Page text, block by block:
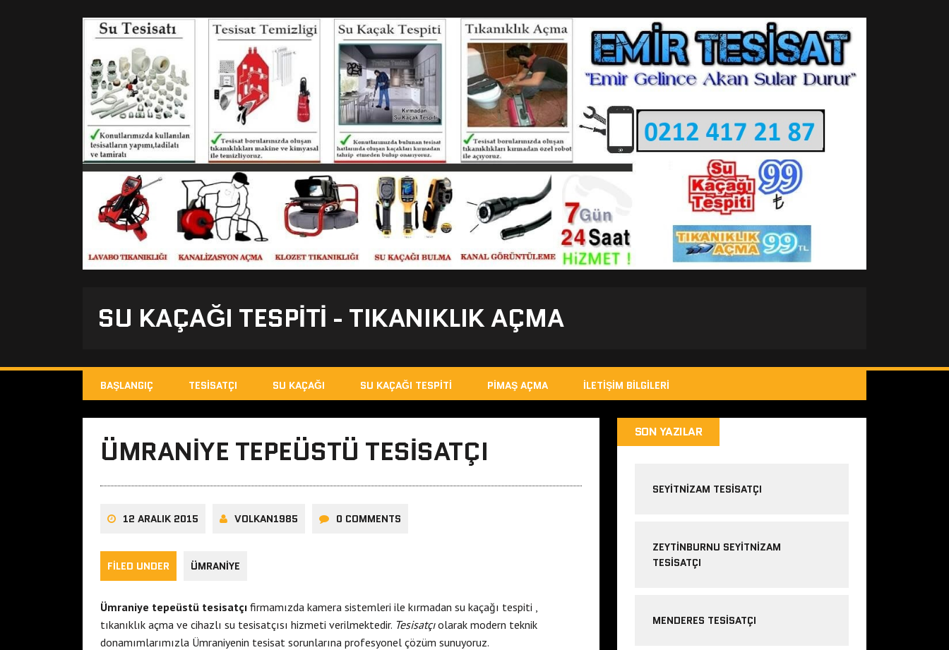
SU KAÇAĞI TESPITI - TIKANIKLIK AÇMA
BAŞLANGIÇ TESISATÇI SU KAÇAĞI SU KAÇAĞI TESPITI PIMAŞ AÇMA İLETIŞIM BILGILERI
ÜMRANIYE TEPEÜSTÜ TESISATÇI
12 ARALIK 2015 VOLKAN1985 0 COMMENTS
FILED UNDER ÜMRANIYE
Ümraniye tepeüstü tesisatçı firmamızda kamera sistemleri ile kırmadan su kaçağı tespiti ,
tıkanıklık açma ve cihazlı su tesisatçısı hizmeti verilmektedir. Tesisatçıolarak modern teknik
donamımlarımızla Ümraniyenin tesisat sorunlarına profesyonel çözüm sunuyoruz.
SON YAZILAR
SEYITNIZAM TESISATÇI
ZEYTINBURNU SEYITNIZAM
TESISATÇI
MENDERES TESISATÇI